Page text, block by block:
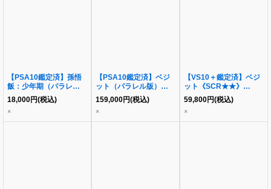
【PSA10鑑定済】孫悟
飯：少年期（パラレル
版）《-》{FB01-071}
18,000円(税込)
×
【PSA10鑑定済】ベジ
ット（パラレル版）
《SCR☆☆》{FB02-
139}
159,000円(税込)
×
【VS10＋鑑定済】ベジ
ット《SCR★★》
{FB02‐139}
59,800円(税込)
×